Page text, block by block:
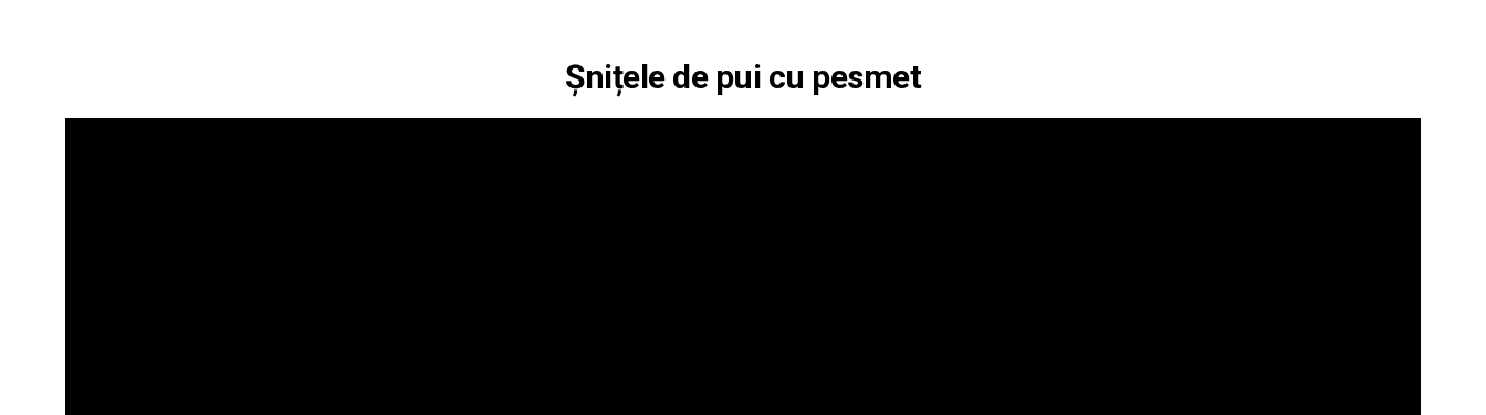
Șnițele de pui cu pesmet